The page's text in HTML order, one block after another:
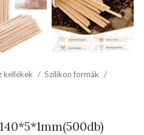
kellékek
Szilikon formák